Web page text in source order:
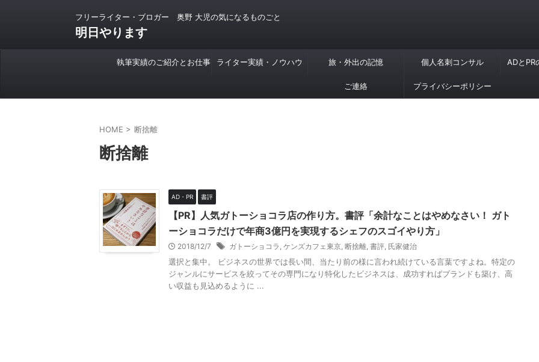
フリーライター・ブロガー 奥野 大児の気になるものごと
明日やります
執筆実績のご紹介とお仕事 ライター実績・ノウハウ 旅・外出の記憶 個人名刺コンサル ADとPR
ご連絡 プライバシーポリシー
HOME > 断捨離
断捨離
AD・PR 書評
【PR】人気ガトーショコラ店の作り方。書評「余計なことはやめなさい！ ガト
ーショコラだけで年商3億円を実現するシェフのスゴイやり方」
2018/12/7 ガトーショコラ , ケンズカフェ東京, 断捨離, 書評, 氏家健治
選択と集中。 ビジネスの世界では長い間、当たり前の様に言われ続けている言葉ですよね。特定の
ジャンルにサービスを絞ってその専門になり特化したビジネスは、成功すればブランドも築け、高
い収益も見込めるように ...